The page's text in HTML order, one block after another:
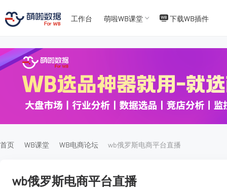
45
工作台 萌啦WB课堂 下载WB插件
首页 WB课堂 WB电商论坛 wb俄罗斯电商平台直播
wb俄罗斯电商平台直播